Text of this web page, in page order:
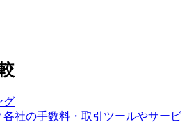
グ
社の手数料・取引ツールやサービ